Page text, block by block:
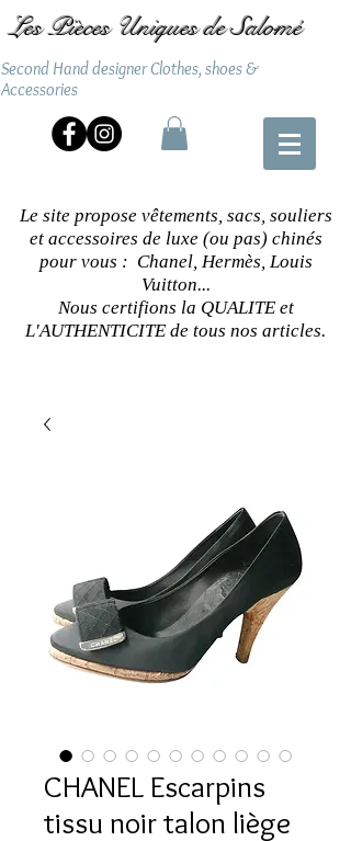
Les Pièces Uniques de Salomé
Second Hand designer Clothes, shoes &
Accessories
Le site propose vêtements, sacs, souliers
et accessoires de luxe (ou pas) chinés
pour vous : Chanel, Hermès, Louis
Vuitton...
Nous certifions la QUALITE et
L'AUTHENTICITE de tous nos articles.
CHANEL Escarpins
tissu noir talon liège